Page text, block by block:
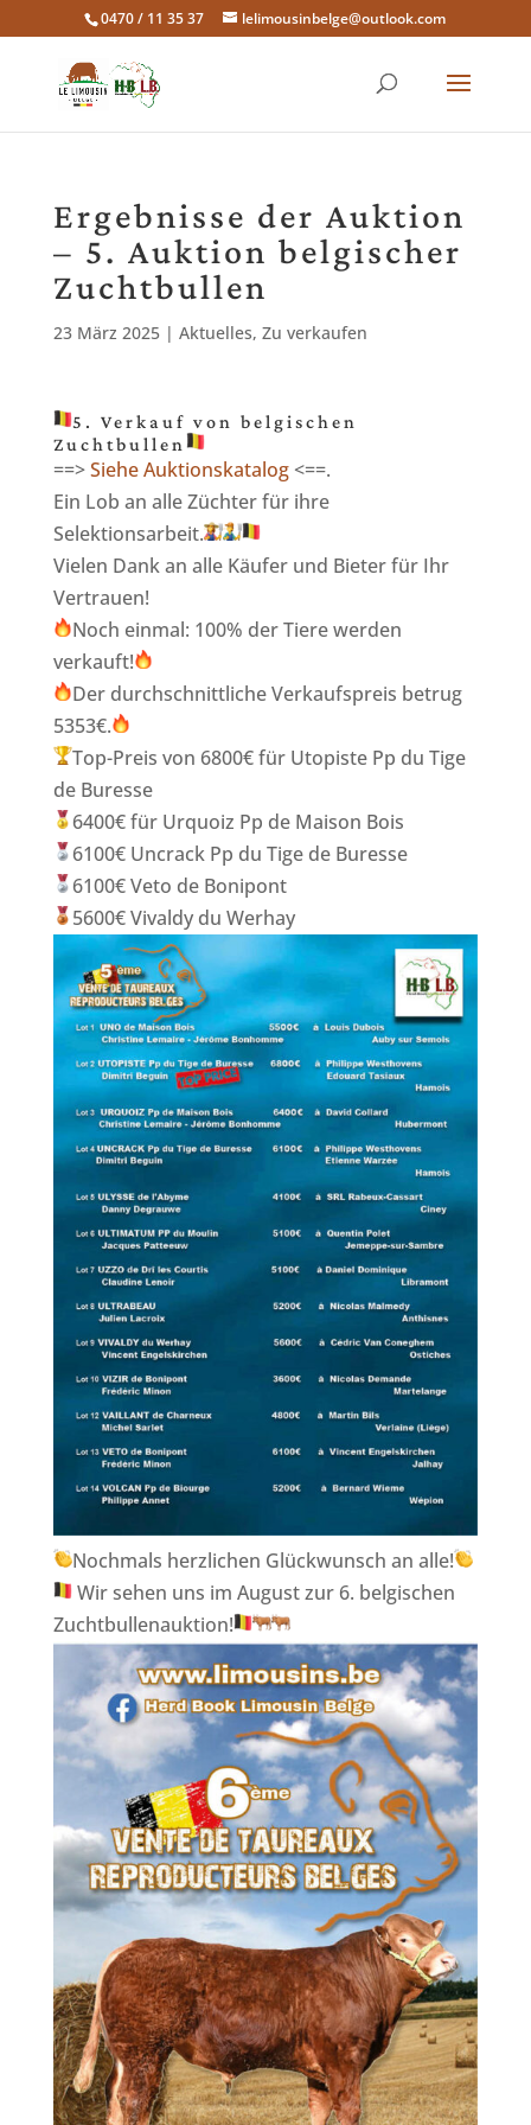
0470 / 11 35 37 lelimousinbelge@outlook.com
Ergebnisse der Auktion
– 5. Auktion belgischer
Zuchtbullen
23 März 2025| Aktuelles, Zu verkaufen
5. Verkauf von belgischen
Zuchtbullen
==>Siehe Auktionskatalog<==.
Ein Lob an alle Züchter für ihre
Selektionsarbeit.
Vielen Dank an alle Käufer und Bieter für Ihr
Vertrauen!
Noch einmal: 100% der Tiere werden
verkauft!
Der durchschnittliche Verkaufspreis betrug
5353€.
Top-Preis von 6800€ für Utopiste Pp du Tige
de Buresse
6400€ für Urquoiz Pp de Maison Bois
6100€ Uncrack Pp du Tige de Buresse
6100€ Veto de Bonipont
5600€ Vivaldy du Werhay
Nochmals herzlichen Glückwunsch an alle!
Wir sehen uns im August zur 6. belgischen
Zuchtbullenauktion!